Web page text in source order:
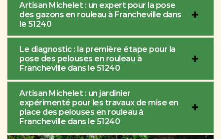
Artisan Michelet : un expert pour la pose
des gazons en rouleau à Francheville dans
le 51240
Le diagnostic : la première étape pour la
pose des pelouses en rouleau à
Francheville dans le 51240
Artisan Michelet : un jardinier
expérimenté pour les travaux de mise en
place des pelouses en rouleau à
Francheville dans le 51240